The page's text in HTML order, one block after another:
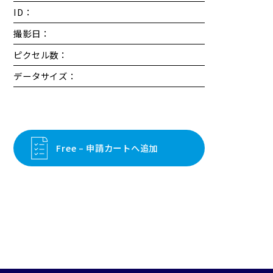
ID：
撮影日：
ピクセル数：
データサイズ：
Free – 申請カートへ追加